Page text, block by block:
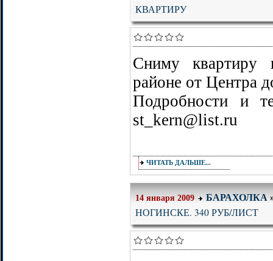
КВАРТИРУ
Сниму квартиру
районе от Центра
Подробности и
st_kern@list.ru
ЧИТАТЬ ДАЛЬШЕ...
14 января 2009 БАРАХОЛКА
НОГИНСКЕ. 340 РУБ/ЛИСТ